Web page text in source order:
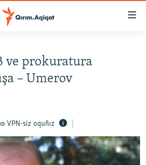
ve prokuratura
– Umerov
VPN-siz oquñız